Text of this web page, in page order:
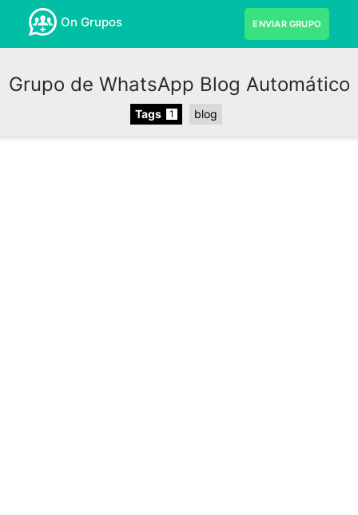
On Grupos ENVIAR GRUPO
Grupo de WhatsApp Blog Automático
Tags 1 blog